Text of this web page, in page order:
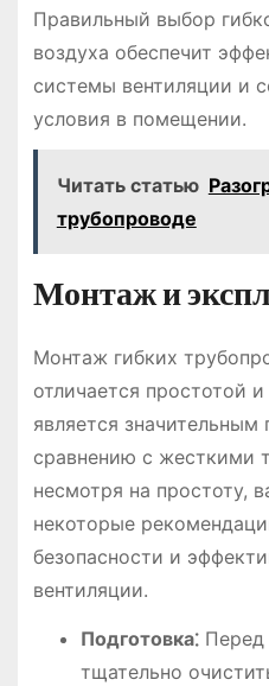
Правильный выбор
воздуха обеспечит
системы вентиляции и
условия в помещении.
Читать статью
трубопроводе
Монтаж и
Монтаж гибких
отличается простотой
является
сравнению с жесткими
несмотря на простоту,
некоторые
безопасности и
вентиляции.
Подготовка⁚Перед
тщательно